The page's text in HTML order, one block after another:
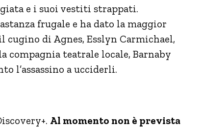
e i suoi vestiti strappati.
frugale e ha dato la maggior
cugino di Agnes, Esslyn Carmichael,
compagnia teatrale locale, Barnaby
l’assassino a ucciderli.
Al momento non è prevista